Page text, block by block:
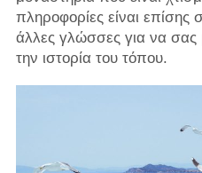
πληροφορίες είναι επίσης
άλλες γλώσσες για να σας
την ιστορία του τόπου.